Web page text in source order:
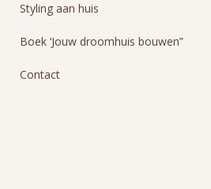
Styling aan huis
Boek ‘Jouw droomhuis bouwen”
Contact